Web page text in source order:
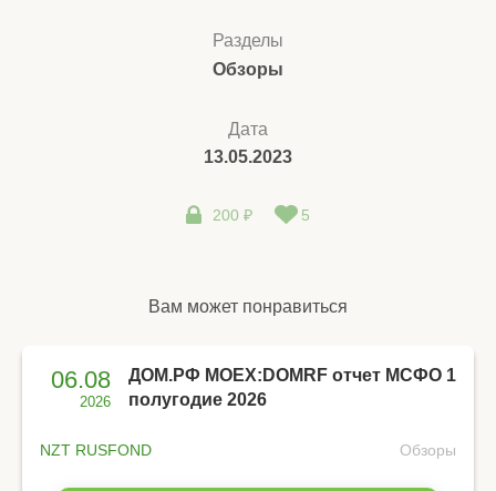
Разделы
Обзоры
Дата
13.05.2023
200 ₽ 5
Вам может понравиться
06.08
2026
ДОМ.РФ MOEX:DOMRF отчет МСФО 1
полугодие 2026
NZT RUSFOND Обзоры